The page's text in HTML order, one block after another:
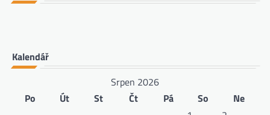
Kalendář
Srpen 2026
Po
Út St Čt Pá So
Ne